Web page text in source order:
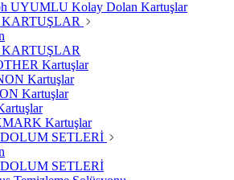
UYUMLU Kolay Dolan Kartuşlar
Kartuşlar
Kartuşlar
Kartuşlar
Kartuşlar
SETLERİ
SETLERİ